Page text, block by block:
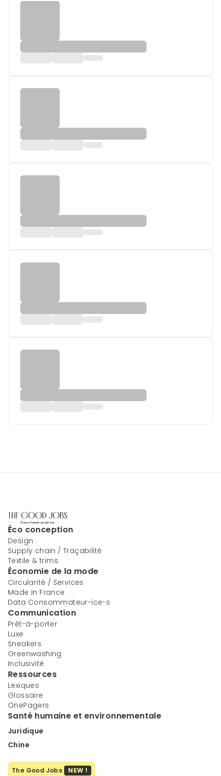
Éco conception
Design
Supply chain / Traçabilité
Textile & trims
Économie de la mode
Circularité / Services
Made in France
Data Consommateur-ice-s
Communication
Prêt-à-porter
Luxe
Sneakers
Greenwashing
Inclusivité
Ressources
Lexiques
Glossaire
OnePagers
Santé humaine et environnementale
Juridique
Chine
The Good Jobs NEW !